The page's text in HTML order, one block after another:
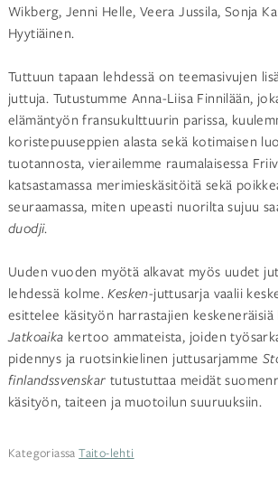
Wikberg, Jenni Helle, Veera Jussila, Sonja
Hyytiäinen.
Tuttuun tapaan lehdessä on teemasivujen
juttuja. Tutustumme Anna-Liisa Finnilään,
elämäntyön fransukulttuurin parissa,
koristepuuseppien alasta sekä kotimaisen
tuotannosta, vierailemme raumalaisessa
katsastamassa merimieskäsitöitä sekä
seuraamassa, miten upeasti nuorilta sujuu
duodji.
Uuden vuoden myötä alkavat myös uudet
lehdessä kolme.Kesken-juttusarja vaalii
esittelee käsityön harrastajien keskeneräisiä
Jatkoaika kertoo ammateista, joiden
pidennys ja ruotsinkielinen juttusarjamme
finlandssvenskar tutustuttaa meidät
käsityön, taiteen ja muotoilun suuruuksiin.
KategoriassaTaito-lehti